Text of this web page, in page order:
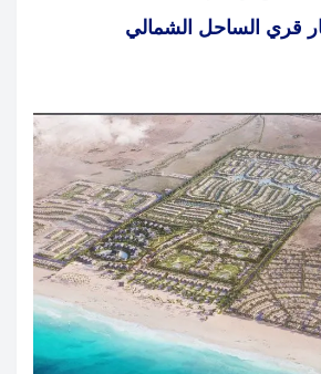
قري الساحل الشمالي